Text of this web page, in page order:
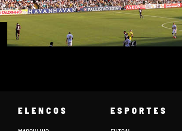
ELENCOS ESPORTES